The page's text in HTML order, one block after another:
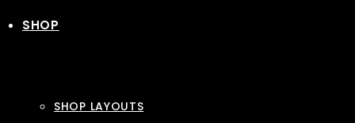
SHOP
SHOP LAYOUTS